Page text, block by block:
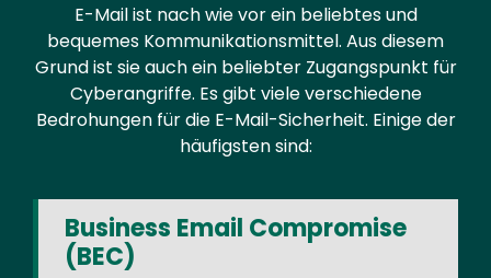
E-Mail ist nach wie vor ein beliebtes und
bequemes Kommunikationsmittel. Aus diesem
Grund ist sie auch ein beliebter Zugangspunkt für
Cyberangriffe. Es gibt viele verschiedene
Bedrohungen für die E-Mail-Sicherheit. Einige der
häufigsten sind:
Business Email Compromise
(BEC)